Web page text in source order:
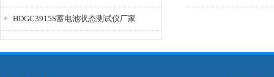
HDGC3915S蓄电池状态测试仪厂家